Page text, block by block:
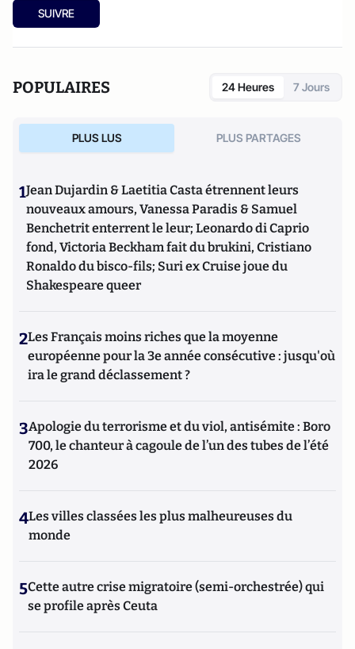
SUIVRE
POPULAIRES 24 Heures 7 Jours
PLUS LUS PLUS PARTAGES
1Jean Dujardin & Laetitia Casta étrennent leurs
nouveaux amours, Vanessa Paradis & Samuel
Benchetrit enterrent le leur; Leonardo di Caprio
fond, Victoria Beckham fait du brukini, Cristiano
Ronaldo du bisco-fils; Suri ex Cruise joue du
Shakespeare queer
2Les Français moins riches que la moyenne
européenne pour la 3e année consécutive : jusqu'où
ira le grand déclassement ?
3Apologie du terrorisme et du viol, antisémite : Boro
700, le chanteur à cagoule de l’un des tubes de l’été
2026
4Les villes classées les plus malheureuses du
monde
5Cette autre crise migratoire (semi-orchestrée) qui
se profile après Ceuta